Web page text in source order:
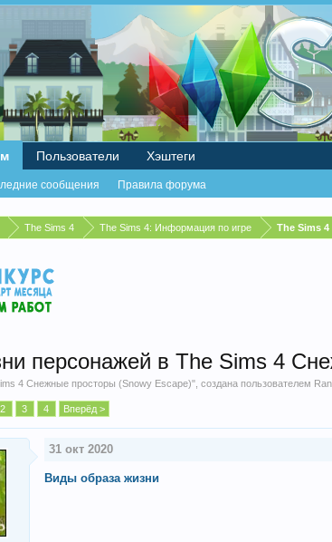
The Sims 4 The Sims 4: Информация по игре The Sims
персонажей в The Sims 4
4 Снежные просторы (Snowy Escape)", создана пользователем
2 3 4 Вперёд >
31 окт 2020
Виды образа жизни
сообщения Правила форума
Пользователи Хэштеги